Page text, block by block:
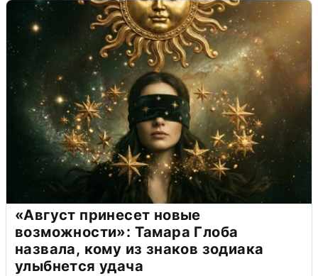
«Август принесет новые
возможности»: Тамара Глоба
назвала, кому из знаков зодиака
улыбнется удача